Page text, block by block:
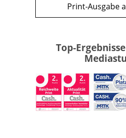
Print-Ausgabe
Top-